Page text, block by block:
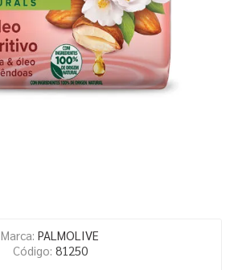
Marca: PALMOLIVE
Código: 81250